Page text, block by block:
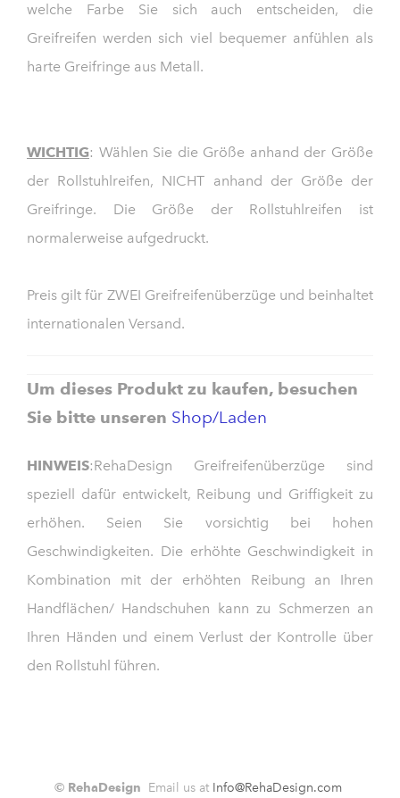
welche Farbe Sie sich auch entscheiden, die
Greifreifen werden sich viel bequemer anfühlen als
harte Greifringe aus Metall.
WICHTIG: Wählen Sie die Größe anhand der Größe
der Rollstuhlreifen, NICHT anhand der Größe der
Greifringe. Die Größe der Rollstuhlreifen ist
normalerweise aufgedruckt.
Preis gilt für ZWEI Greifreifenüberzüge und beinhaltet
internationalen Versand.
Um dieses Produkt zu kaufen, besuchen
Sie bitte unseren Shop/Laden
HINWEIS:RehaDesign Greifreifenüberzüge sind
speziell dafür entwickelt, Reibung und Griffigkeit zu
erhöhen. Seien Sie vorsichtig bei hohen
Geschwindigkeiten. Die erhöhte Geschwindigkeit in
Kombination mit der erhöhten Reibung an Ihren
Handflächen/ Handschuhen kann zu Schmerzen an
Ihren Händen und einem Verlust der Kontrolle über
den Rollstuhl führen.
© RehaDesign Email us at Info@RehaDesign.com